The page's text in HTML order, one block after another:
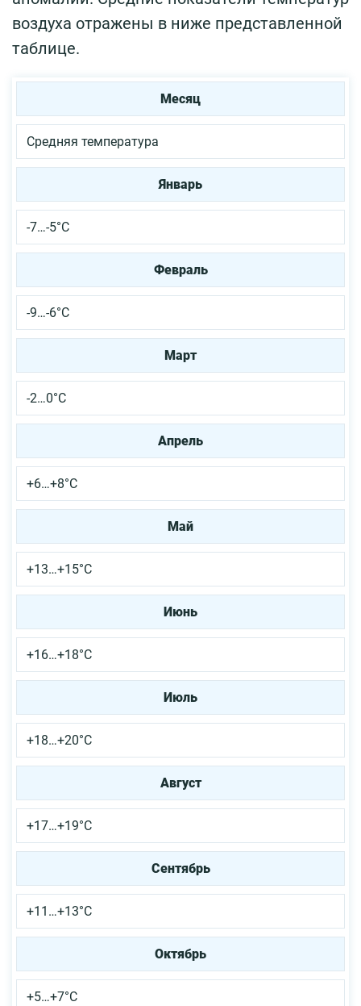
воздуха отражены в ниже представленной
таблице.
Месяц
Средняя температура
Январь
-7…-5°С
Февраль
-9…-6°С
Март
-2…0°С
Апрель
+6…+8°С
Май
+13…+15°С
Июнь
+16…+18°С
Июль
+18…+20°С
Август
+17…+19°С
Сентябрь
+11…+13°С
Октябрь
+5…+7°С